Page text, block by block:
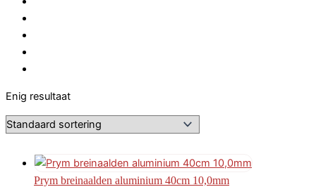
Enig resultaat
Prym breinaalden aluminium 40cm 10,0mm